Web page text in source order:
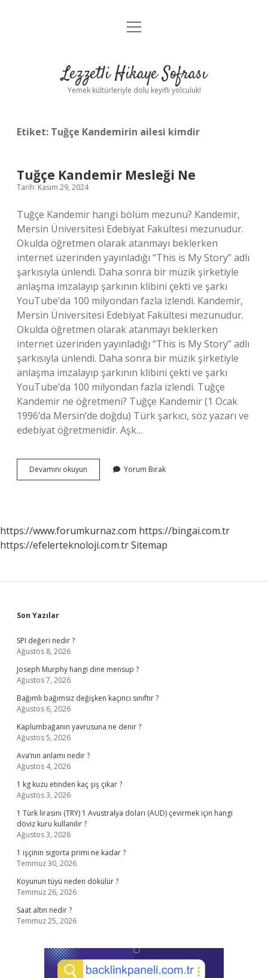
Anasayfa
Yasal Uyarı
menüyü
Lezzetli Hikaye Sofrası
Yemek kültürleriyle dolu keyifli yolculuk!
Etiket: Tuğçe Kandemirin ailesi kimdir
Tuğçe Kandemir Mesleği Ne
Tarih: Kasım 29, 2024
Tuğçe Kandemir hangi bölüm mezunu? Kandemir,
Mersin Üniversitesi Edebiyat Fakültesi mezunudur.
Okulda öğretmen olarak atanmayı beklerken
internet üzerinden yayınladığı “This is My Story” adlı
şarkısıyla ünlendi. Daha sonra bir müzik şirketiyle
anlaşma imzalayıp şarkının klibini çekti ve şarkı
YouTube’da 100 milyondan fazla izlendi. Kandemir,
Mersin Üniversitesi Edebiyat Fakültesi mezunudur.
Okulda öğretmen olarak atanmayı beklerken
internet üzerinden yayınladığı “This is My Story” adlı
şarkısıyla ünlendi. Daha sonra bir müzik şirketiyle
anlaşma imzalayıp şarkının klibini çekti ve şarkı
YouTube’da 100 milyondan fazla izlendi. Tuğçe
Kandemir ne öğretmeni? Tuğçe Kandemir (1 Ocak
1996’da Mersin’de doğdu) Türk şarkıcı, söz yazarı ve
edebiyat öğretmenidir. Aşk…
Devamını okuyun
Kandemir
Yorum Bırak
https://www.forumkurnaz.com https://bingai.com.tr
https://efelerteknoloji.com.trSitemap
Sidebar
Son Yazılar
SPI değeri nedir ?
Ağustos 8, 2026
Joseph Murphy hangi dine mensup ?
Ağustos 7, 2026
Bağımlı bağımsız değişken kaçıncı sınıftır ?
Ağustos 6, 2026
Kaplumbağanın yavrusuna ne denir ?
Ağustos 5, 2026
Ava’nın anlamı nedir ?
Ağustos 4, 2026
1 kg kuzu etinden kaç şiş çıkar ?
Ağustos 3, 2026
1 Türk lirasını (TRY) 1 Avustralya doları (AUD) çevirmek için hangi
döviz kuru kullanılır ?
Ağustos 3, 2026
1 işçinin sigorta primi ne kadar ?
Temmuz 30, 2026
Koyunun tüyü neden dökülür ?
Temmuz 26, 2026
Saat altın nedir ?
Temmuz 25, 2026